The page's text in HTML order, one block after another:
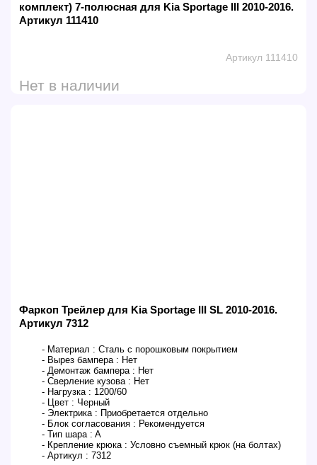
комплект) 7-полюсная для Kia Sportage III 2010-2016.
Артикул 111410
Артикул 111410
Нет в наличии
Фаркоп Трейлер для Kia Sportage III SL 2010-2016.
Артикул 7312
- Материал : Сталь с порошковым покрытием
- Вырез бампера : Нет
- Демонтаж бампера : Нет
- Сверление кузова : Нет
- Нагрузка : 1200/60
- Цвет : Черный
- Электрика : Приобретается отдельно
- Блок согласования : Рекомендуется
- Тип шара : A
- Крепление крюка : Условно съемный крюк (на болтах)
- Артикул : 7312